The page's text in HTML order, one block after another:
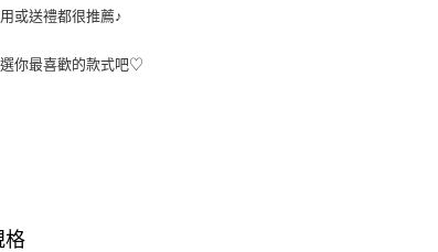
或送禮都很推薦♪
你最喜歡的款式吧♡
格